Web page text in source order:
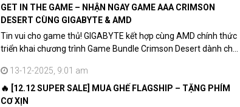
GET IN THE GAME – NHẬN NGAY GAME AAA CRIMSON
DESERT CÙNG GIGABYTE & AMD
Tin vui cho game thủ! GIGABYTE kết hợp cùng AMD chính thức
triển khai chương trình Game Bundle Crimson Desert dành cho
13-12-2025, 9:01 am
🔥 [12.12 SUPER SALE] MUA GHẾ FLAGSHIP – TẶNG PHÍM
CƠ XỊN